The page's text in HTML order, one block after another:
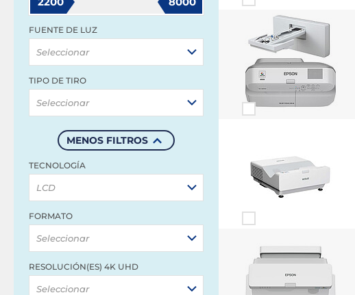
FUENTE DE LUZ
Seleccionar
TIPO DE TIRO
Seleccionar
MENOS FILTROS
TECNOLOGÍA
LCD
FORMATO
Seleccionar
RESOLUCIÓN(ES) 4K UHD
Seleccionar